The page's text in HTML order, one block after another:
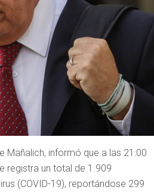
Mañalich, informó que a las 21:00
registra un total de 1.909
(COVID-19), reportándose 299